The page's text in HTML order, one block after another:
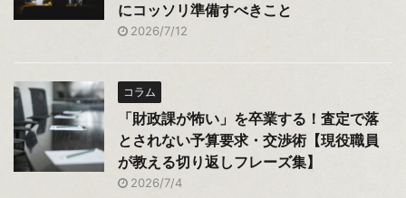
にコッソリ準備すべきこと
2026/7/12
コラム
「財政課が怖い」を卒業する！査定で落
とされない予算要求・交渉術【現役職員
が教える切り返しフレーズ集】
2026/7/4